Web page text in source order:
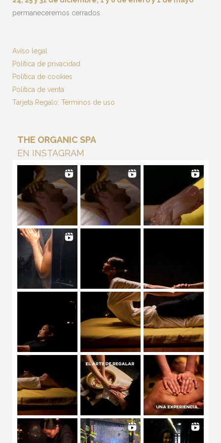
permaneceremos cerrados
Aviso legal
Política de privacidad
Política de cookies
Política de venta
Tarjeta Regalo: Términos de uso
THE ORGANIC SPA
EN INSTAGRAM